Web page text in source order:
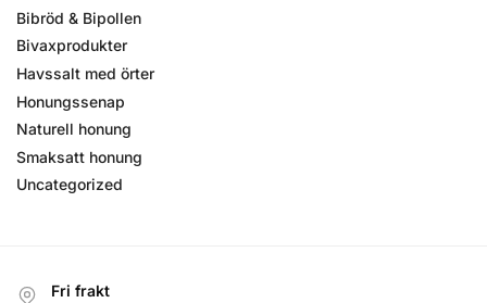
Bibröd & Bipollen
Bivaxprodukter
Havssalt med örter
Honungssenap
Naturell honung
Smaksatt honung
Uncategorized
Fri frakt